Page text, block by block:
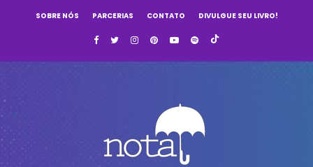
SOBRE NÓS PARCERIAS CONTATO DIVULGUE SEU LIVRO!